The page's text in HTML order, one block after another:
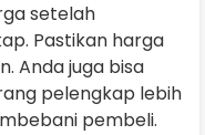
setelah
Pastikan harga
Anda juga bisa
pelengkap lebih
pembeli.